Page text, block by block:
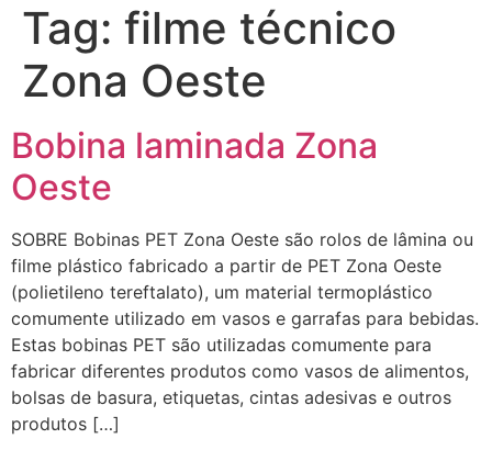
Tag: filme técnico
Zona Oeste
Bobina laminada Zona
Oeste
SOBRE Bobinas PET Zona Oeste são rolos de lâmina ou
filme plástico fabricado a partir de PET Zona Oeste
(polietileno tereftalato), um material termoplástico
comumente utilizado em vasos e garrafas para bebidas.
Estas bobinas PET são utilizadas comumente para
fabricar diferentes produtos como vasos de alimentos,
bolsas de basura, etiquetas, cintas adesivas e outros
produtos […]